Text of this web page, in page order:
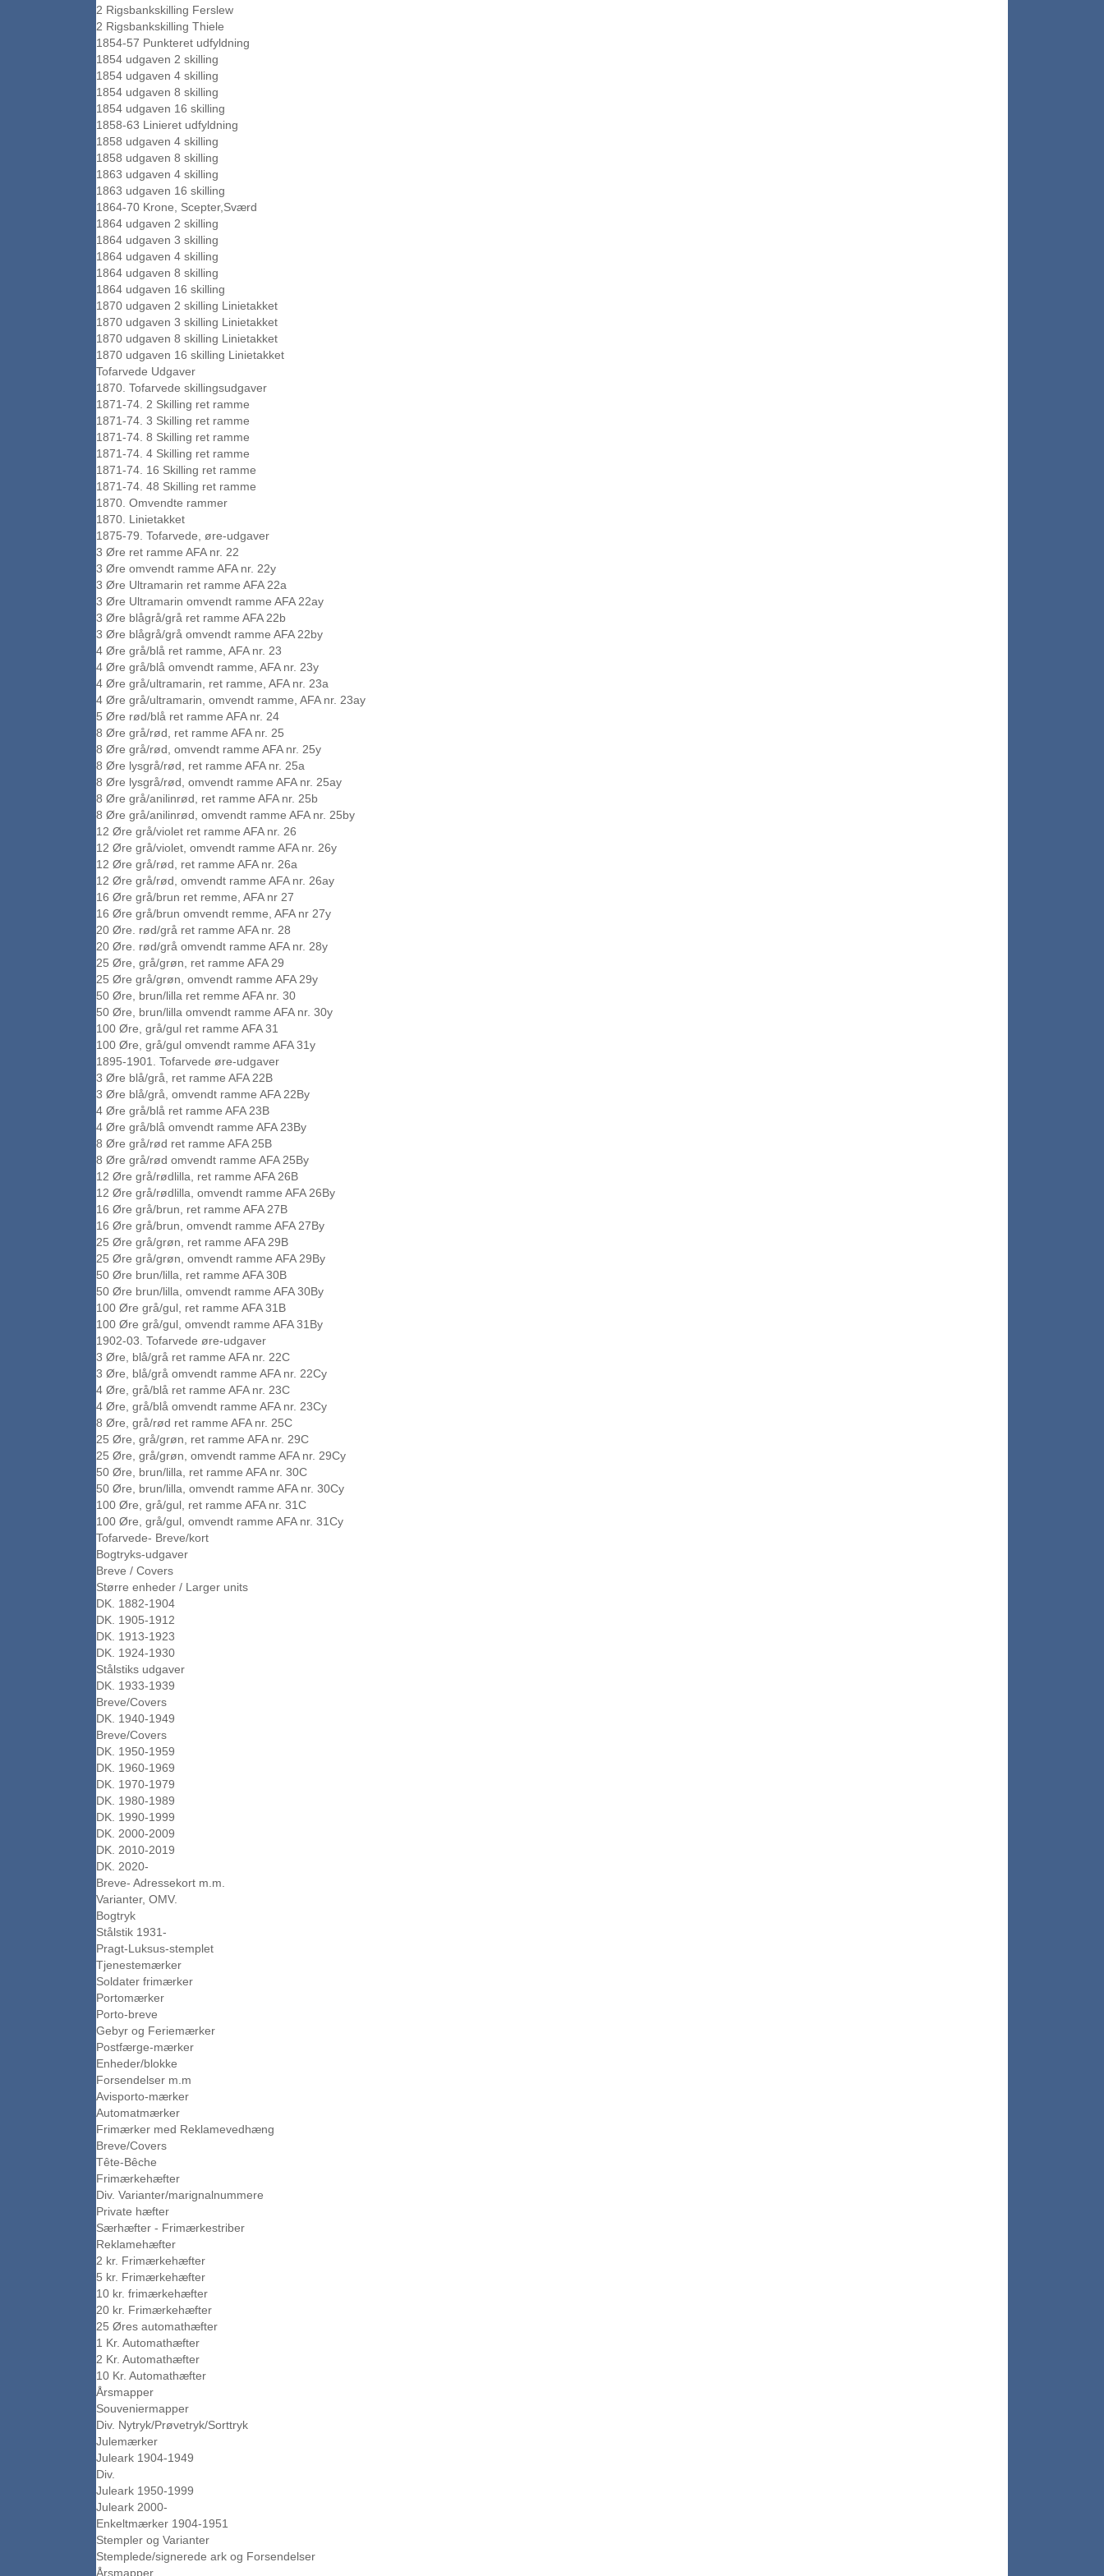
2 Rigsbankskilling Ferslew
2 Rigsbankskilling Thiele
1854-57 Punkteret udfyldning
1854 udgaven 2 skilling
1854 udgaven 4 skilling
1854 udgaven 8 skilling
1854 udgaven 16 skilling
1858-63 Linieret udfyldning
1858 udgaven 4 skilling
1858 udgaven 8 skilling
1863 udgaven 4 skilling
1863 udgaven 16 skilling
1864-70 Krone, Scepter,Sværd
1864 udgaven 2 skilling
1864 udgaven 3 skilling
1864 udgaven 4 skilling
1864 udgaven 8 skilling
1864 udgaven 16 skilling
1870 udgaven 2 skilling Linietakket
1870 udgaven 3 skilling Linietakket
1870 udgaven 8 skilling Linietakket
1870 udgaven 16 skilling Linietakket
Tofarvede Udgaver
1870. Tofarvede skillingsudgaver
1871-74. 2 Skilling ret ramme
1871-74. 3 Skilling ret ramme
1871-74. 8 Skilling ret ramme
1871-74. 4 Skilling ret ramme
1871-74. 16 Skilling ret ramme
1871-74. 48 Skilling ret ramme
1870. Omvendte rammer
1870. Linietakket
1875-79. Tofarvede, øre-udgaver
3 Øre ret ramme AFA nr. 22
3 Øre omvendt ramme AFA nr. 22y
3 Øre Ultramarin ret ramme AFA 22a
3 Øre Ultramarin omvendt ramme AFA 22ay
3 Øre blågrå/grå ret ramme AFA 22b
3 Øre blågrå/grå omvendt ramme AFA 22by
4 Øre grå/blå ret ramme, AFA nr. 23
4 Øre grå/blå omvendt ramme, AFA nr. 23y
4 Øre grå/ultramarin, ret ramme, AFA nr. 23a
4 Øre grå/ultramarin, omvendt ramme, AFA nr. 23ay
5 Øre rød/blå ret ramme AFA nr. 24
8 Øre grå/rød, ret ramme AFA nr. 25
8 Øre grå/rød, omvendt ramme AFA nr. 25y
8 Øre lysgrå/rød, ret ramme AFA nr. 25a
8 Øre lysgrå/rød, omvendt ramme AFA nr. 25ay
8 Øre grå/anilinrød, ret ramme AFA nr. 25b
8 Øre grå/anilinrød, omvendt ramme AFA nr. 25by
12 Øre grå/violet ret ramme AFA nr. 26
12 Øre grå/violet, omvendt ramme AFA nr. 26y
12 Øre grå/rød, ret ramme AFA nr. 26a
12 Øre grå/rød, omvendt ramme AFA nr. 26ay
16 Øre grå/brun ret remme, AFA nr 27
16 Øre grå/brun omvendt remme, AFA nr 27y
20 Øre. rød/grå ret ramme AFA nr. 28
20 Øre. rød/grå omvendt ramme AFA nr. 28y
25 Øre, grå/grøn, ret ramme AFA 29
25 Øre grå/grøn, omvendt ramme AFA 29y
50 Øre, brun/lilla ret remme AFA nr. 30
50 Øre, brun/lilla omvendt ramme AFA nr. 30y
100 Øre, grå/gul ret ramme AFA 31
100 Øre, grå/gul omvendt ramme AFA 31y
1895-1901. Tofarvede øre-udgaver
3 Øre blå/grå, ret ramme AFA 22B
3 Øre blå/grå, omvendt ramme AFA 22By
4 Øre grå/blå ret ramme AFA 23B
4 Øre grå/blå omvendt ramme AFA 23By
8 Øre grå/rød ret ramme AFA 25B
8 Øre grå/rød omvendt ramme AFA 25By
12 Øre grå/rødlilla, ret ramme AFA 26B
12 Øre grå/rødlilla, omvendt ramme AFA 26By
16 Øre grå/brun, ret ramme AFA 27B
16 Øre grå/brun, omvendt ramme AFA 27By
25 Øre grå/grøn, ret ramme AFA 29B
25 Øre grå/grøn, omvendt ramme AFA 29By
50 Øre brun/lilla, ret ramme AFA 30B
50 Øre brun/lilla, omvendt ramme AFA 30By
100 Øre grå/gul, ret ramme AFA 31B
100 Øre grå/gul, omvendt ramme AFA 31By
1902-03. Tofarvede øre-udgaver
3 Øre, blå/grå ret ramme AFA nr. 22C
3 Øre, blå/grå omvendt ramme AFA nr. 22Cy
4 Øre, grå/blå ret ramme AFA nr. 23C
4 Øre, grå/blå omvendt ramme AFA nr. 23Cy
8 Øre, grå/rød ret ramme AFA nr. 25C
25 Øre, grå/grøn, ret ramme AFA nr. 29C
25 Øre, grå/grøn, omvendt ramme AFA nr. 29Cy
50 Øre, brun/lilla, ret ramme AFA nr. 30C
50 Øre, brun/lilla, omvendt ramme AFA nr. 30Cy
100 Øre, grå/gul, ret ramme AFA nr. 31C
100 Øre, grå/gul, omvendt ramme AFA nr. 31Cy
Tofarvede- Breve/kort
Bogtryks-udgaver
Breve / Covers
Større enheder / Larger units
DK. 1882-1904
DK. 1905-1912
DK. 1913-1923
DK. 1924-1930
Stålstiks udgaver
DK. 1933-1939
Breve/Covers
DK. 1940-1949
Breve/Covers
DK. 1950-1959
DK. 1960-1969
DK. 1970-1979
DK. 1980-1989
DK. 1990-1999
DK. 2000-2009
DK. 2010-2019
DK. 2020-
Breve- Adressekort m.m.
Varianter, OMV.
Bogtryk
Stålstik 1931-
Pragt-Luksus-stemplet
Tjenestemærker
Soldater frimærker
Portomærker
Porto-breve
Gebyr og Feriemærker
Postfærge-mærker
Enheder/blokke
Forsendelser m.m
Avisporto-mærker
Automatmærker
Frimærker med Reklamevedhæng
Breve/Covers
Tête-Bêche
Frimærkehæfter
Div. Varianter/marignalnummere
Private hæfter
Særhæfter - Frimærkestriber
Reklamehæfter
2 kr. Frimærkehæfter
5 kr. Frimærkehæfter
10 kr. frimærkehæfter
20 kr. Frimærkehæfter
25 Øres automathæfter
1 Kr. Automathæfter
2 Kr. Automathæfter
10 Kr. Automathæfter
Årsmapper
Souveniermapper
Div. Nytryk/Prøvetryk/Sorttryk
Julemærker
Juleark 1904-1949
Div.
Juleark 1950-1999
Juleark 2000-
Enkeltmærker 1904-1951
Stempler og Varianter
Stemplede/signerede ark og Forsendelser
Årsmapper